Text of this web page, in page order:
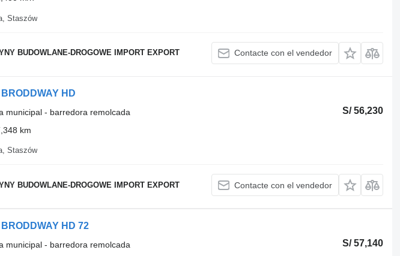
Staszów
BUDOWLANE-DROGOWE IMPORT EXPORT Contacte con el vendedor
HD
S/ 56,230
municipal - barredora remolcada
km
Staszów
BUDOWLANE-DROGOWE IMPORT EXPORT Contacte con el vendedor
HD 72
S/ 57,140
municipal - barredora remolcada